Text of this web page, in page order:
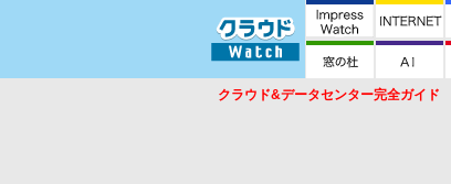
クラウド&データセンター完全ガイド